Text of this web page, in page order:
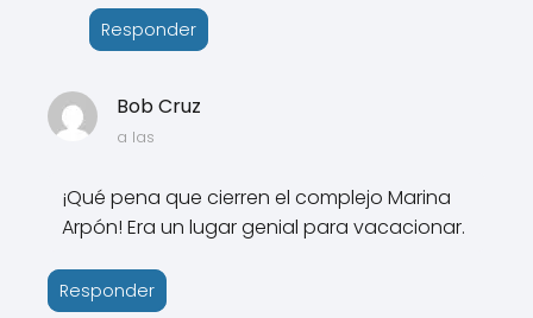
Responder
Bob Cruz
a las
¡Qué pena que cierren el complejo Marina
Arpón! Era un lugar genial para vacacionar.
Responder